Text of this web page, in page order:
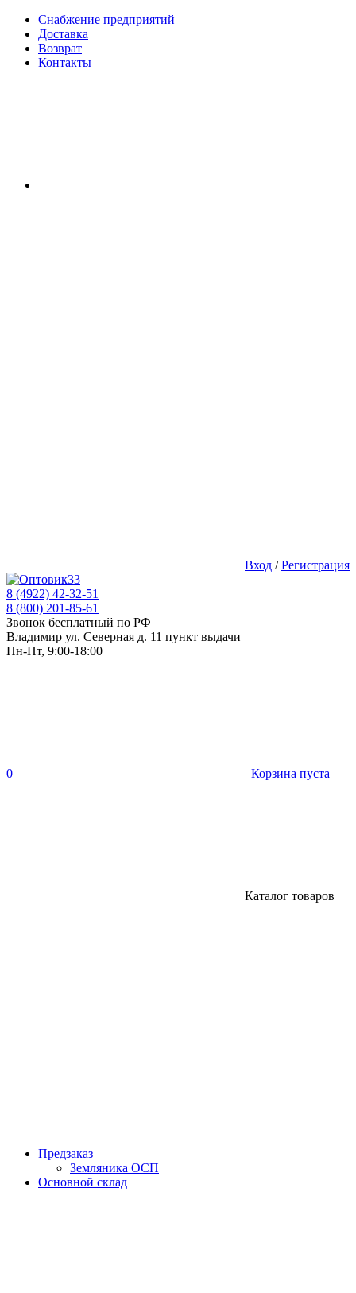
Снабжение предприятий
Доставка
Возврат
Контакты
Вход /Регистрация
8 (4922) 42-32-51
8 (800) 201-85-61
Звонок бесплатный по РФ
Владимир ул. Северная д. 11 пункт выдачи
Пн-Пт, 9:00-18:00
0 Корзина пуста
Каталог товаров
Предзаказ
Земляника ОСП
Основной склад